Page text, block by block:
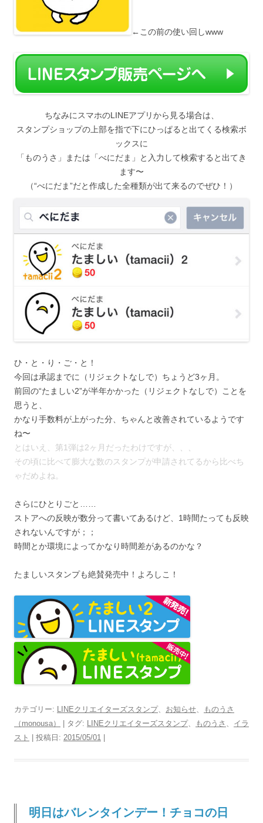
←この前の使い回しwww
ちなみにスマホのLINEアプリから見る場合は、
スタンプショップの上部を指で下にひっぱると出てくる検索ボ
ックスに
「ものうさ」または「べにだま」と入力して検索すると出てき
ます〜
（“べにだま”だと作成した全種類が出て来るのでぜひ！）
ひ・と・り・ご・と！
今回は承認までに（リジェクトなしで）ちょうど3ヶ月。
前回の“たましい2”が半年かかった（リジェクトなしで）ことを
思うと、
かなり手数料が上がった分、ちゃんと改善されているようです
ね〜
とはいえ、第1弾は2ヶ月だったわけですが、、、
その頃に比べて膨大な数のスタンプが申請されてるから比べち
ゃだめよね。
さらにひとりごと……
ストアへの反映が数分って書いてあるけど、1時間たっても反映
されないんですが；；
時間とか環境によってかなり時間差があるのかな？
たましいスタンプも絶賛発売中！よろしこ！
カテゴリー: LINEクリエイターズスタンプ、 お知らせ、
ものうさ
（monousa）
| タグ: LINEクリエイターズスタンプ、 ものうさ 、 イラ
スト
| 投稿日: 2015/05/01
明日はバレンタインデー！チョコの日